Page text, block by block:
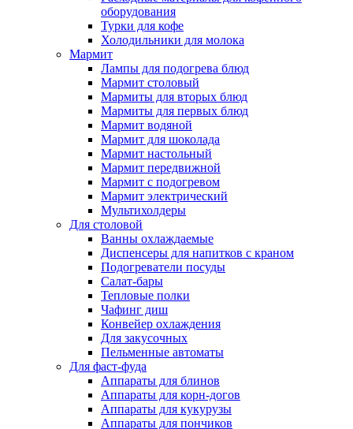
оборудования
Турки для кофе
Холодильники для молока
Мармит
Лампы для подогрева блюд
Мармит столовый
Мармиты для вторых блюд
Мармиты для первых блюд
Мармит водяной
Мармит для шоколада
Мармит настольный
Мармит передвижной
Мармит с подогревом
Мармит электрический
Мультихолдеры
Для столовой
Ванны охлаждаемые
Диспенсеры для напитков с краном
Подогреватели посуды
Салат-бары
Тепловые полки
Чафинг диш
Конвейер охлаждения
Для закусочных
Пельменные автоматы
Для фаст-фуда
Аппараты для блинов
Аппараты для корн-догов
Аппараты для кукурузы
Аппараты для пончиков